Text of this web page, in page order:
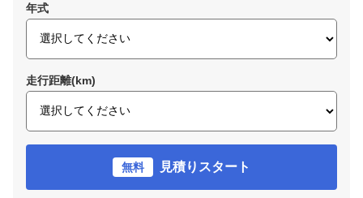
年式
走行距離(km)
無料 見積りスタート